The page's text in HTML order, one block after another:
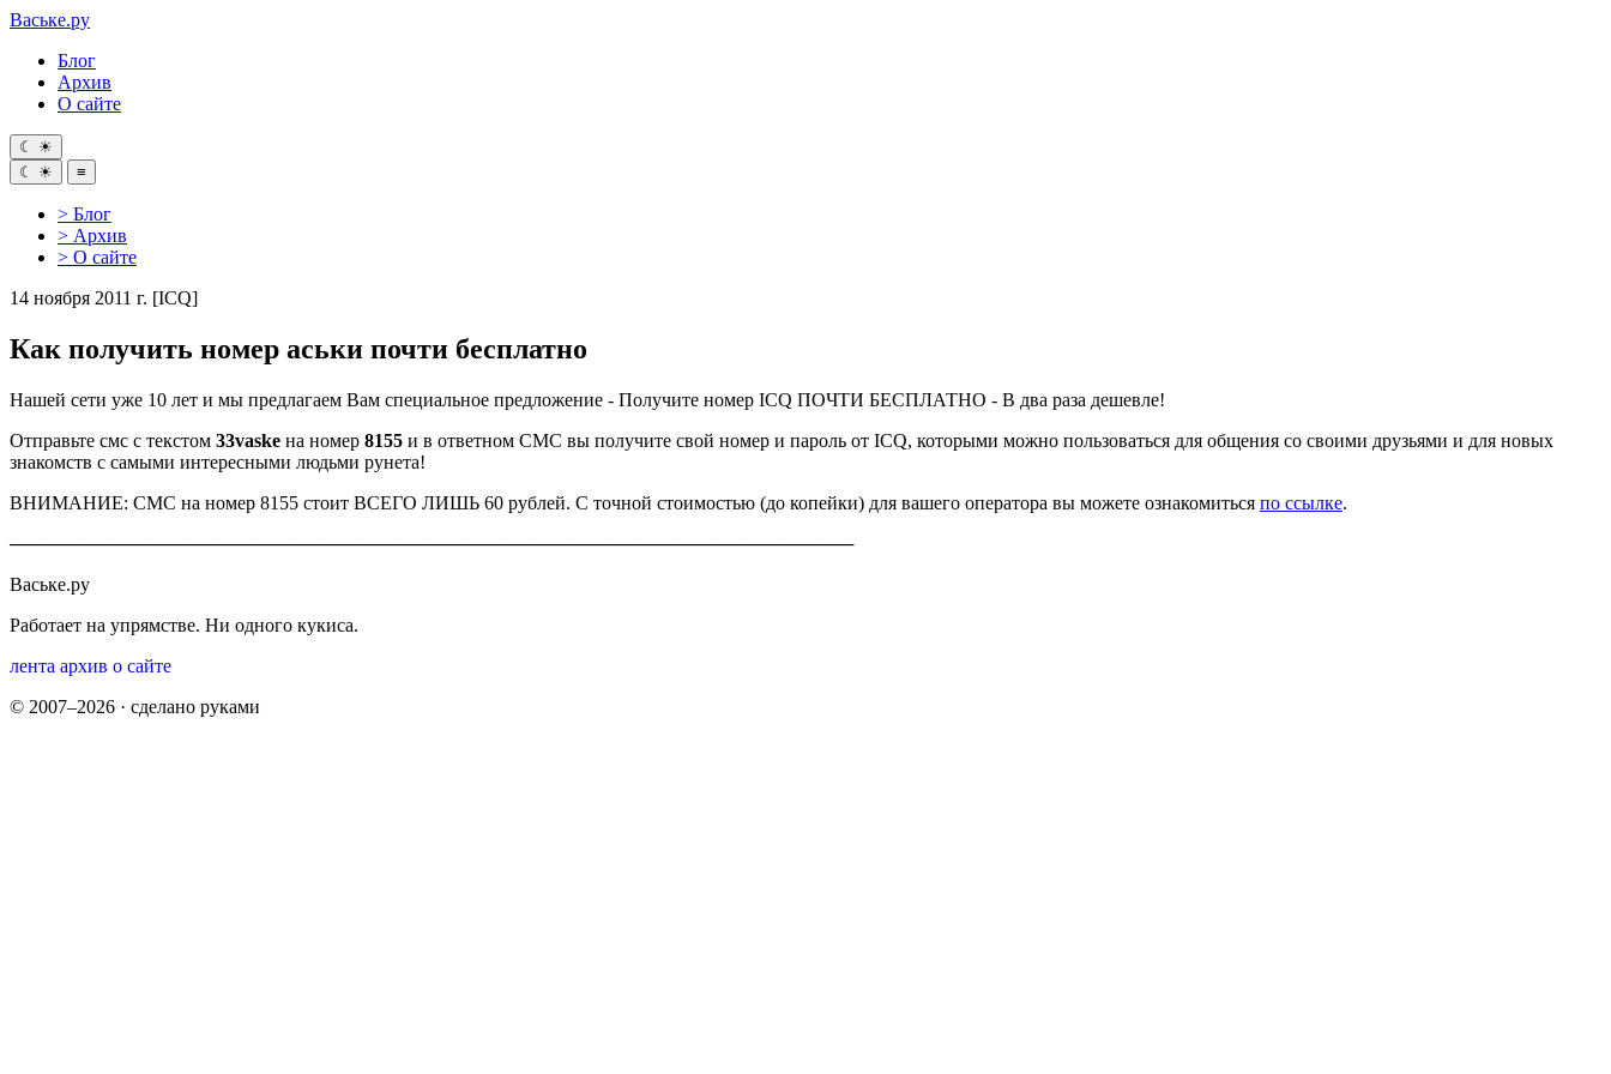
Ваське.ру
Блог
Архив
О сайте
☾
☀
☾
☀ ≡
> Блог
> Архив
> О сайте
14 ноября 2011 г. [ICQ]
Как получить номер аськи почти бесплатно
Нашей сети уже 10 лет и мы предлагаем Вам специальное предложение - Получите номер ICQ ПОЧТИ БЕСПЛАТНО - В два раза дешевле!
Отправьте смс с текстом 33vaske на номер 8155 и в ответном СМС вы получите свой номер и пароль от ICQ, которыми можно пользоваться для общения со своими друзьями и для новых
знакомств с самыми интересными людьми рунета!
ВНИМАНИЕ: СМС на номер 8155 стоит ВСЕГО ЛИШЬ 60 рублей. С точной стоимостью (до копейки) для вашего оператора вы можете ознакомиться по ссылке.
────────────────────────────────────────────────────────────────
Ваське.ру
Работает на упрямстве. Ни одного кукиса.
лента архив о сайте
© 2007–2026 · сделано руками